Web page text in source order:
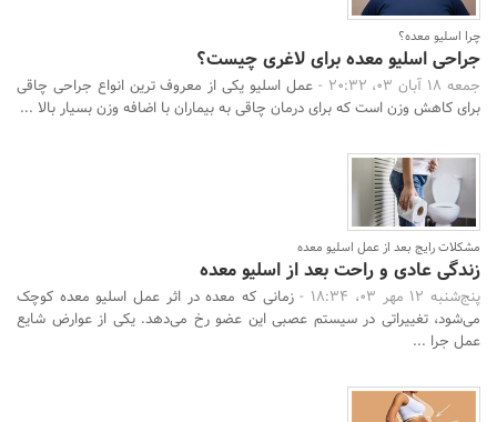
چرا اسلیو معده؟
جراحی اسلیو معده برای لاغری چیست؟
جمعه 18 آبان 03، 20:32 -
عمل اسلیو یکی از معروف ترین انواع جراحی چاقی
برای کاهش وزن است که برای درمان چاقی به بیماران با اضافه وزن بسیار بالا ...
مشکلات رایج بعد از عمل اسلیو معده
زندگی عادی و راحت بعد از اسلیو معده
پنج‌شنبه 12 مهر 03، 18:34 -
زمانی که معده در اثر عمل اسلیو معده کوچک
می‌شود، تغییراتی در سیستم عصبی این عضو رخ می‌دهد. یکی از عوارض شایع
عمل جرا ...